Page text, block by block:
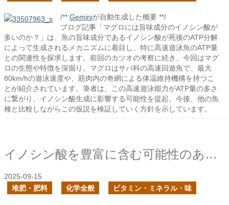
/** Geminiが自動生成した概要 **/
ブログ記事「マグロには旨味成分のイノシン酸が
多いのか？」は、魚の旨味成分であるイノシン酸が死後のATP分解
によって生成されるメカニズムに着目し、特に高速遊泳魚のATP量
との関連性を探求します。前回のカツオの考察に続き、今回はマグ
ロの生態や特徴を深掘り。マグロはサバ科の高速回遊魚で、最大
80km/hの遊泳速度や、筋肉内の奇網による体温維持機構を持つこ
とが紹介されています。筆者は、この高速遊泳能力がATP量の多さ
に繋がり、イノシン酸生成に影響する可能性を提起。今後、他の魚
種と比較しながらこの仮説を検証していく方針を示しています。
イノシン酸を豊富に含む可能性のある魚はどんな魚？
2025-09-15
堆肥・肥料
化学全般 ビタミン・ミネラル・味